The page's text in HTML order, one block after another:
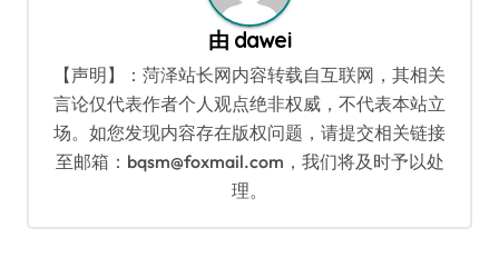
由 dawei
【声明】：菏泽站长网内容转载自互联网，其相关
言论仅代表作者个人观点绝非权威，不代表本站立
场。如您发现内容存在版权问题，请提交相关链接
至邮箱：bqsm@foxmail.com，我们将及时予以处
理。